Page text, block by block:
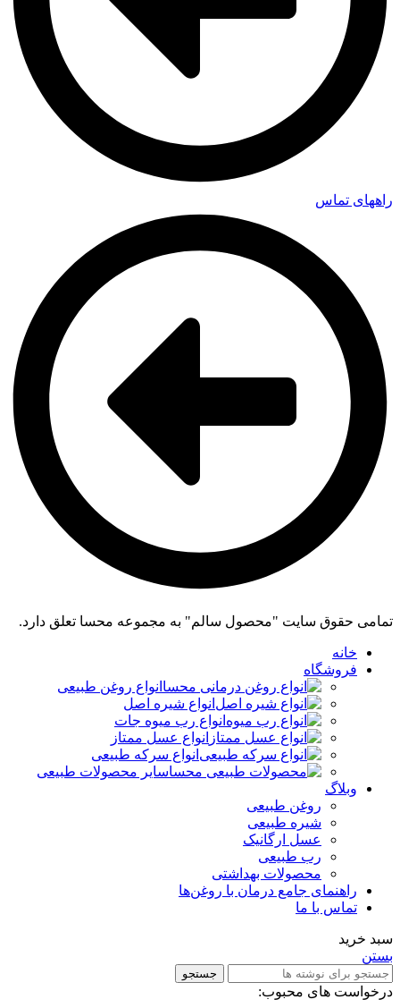
راههای تماس
تمامی حقوق سایت "محصول سالم" به مجموعه محسا تعلق دارد.
خانه
فروشگاه
انواع روغن طبیعی
انواع شیره اصل
انواع رب میوه جات
انواع عسل ممتاز
انواع سرکه طبیعی
سایر محصولات طبیعی
وبلاگ
روغن طبیعی
شیره طبیعی
عسل ارگانیک
رب طبیعی
محصولات بهداشتی
راهنمای جامع درمان با روغن‌ها
تماس با ما
سبد خرید
بستن
جستجو
درخواست های محبوب: